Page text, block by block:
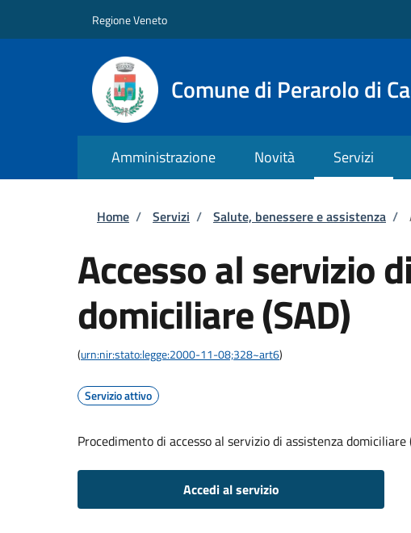
Regione Veneto
Comune di Perarolo di
Amministrazione Novità Servizi
Briciole di pane
Home / Servizi / Salute, benessere e assistenza /
Accesso al servizio
domiciliare (SAD)
(urn:nir:stato:legge:2000-11-08;328~art6)
Servizio attivo
Procedimento di accesso al servizio di assistenza domiciliare
Accedi al servizio